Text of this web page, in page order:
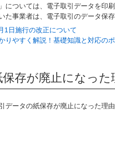
については、電子取引データを印
た事業者は、電子取引のデータ保
1日施行の改正について
りやすく解説！基礎知識と対応の
存が廃止になった
データの紙保存が廃止になった理